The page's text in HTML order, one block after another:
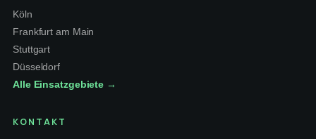
Köln
Frankfurt am Main
Stuttgart
Düsseldorf
Alle Einsatzgebiete →
KONTAKT